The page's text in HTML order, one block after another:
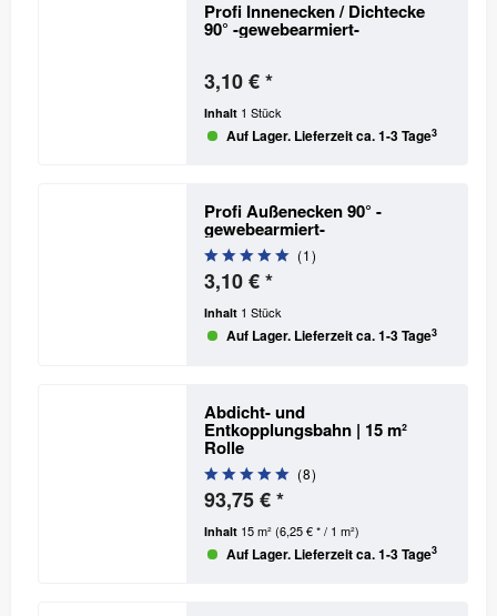
Profi Innenecken / Dichtecke
90° -gewebearmiert-
3,10 € *
Inhalt 1 Stück
Auf Lager. Lieferzeit ca. 1-3 Tage3
Profi Außenecken 90° -
gewebearmiert-
(1)
3,10 € *
Inhalt 1 Stück
Auf Lager. Lieferzeit ca. 1-3 Tage3
Abdicht- und
Entkopplungsbahn | 15 m²
Rolle
(8)
93,75 € *
Inhalt 15 m²(6,25 € * / 1 m²)
Auf Lager. Lieferzeit ca. 1-3 Tage3